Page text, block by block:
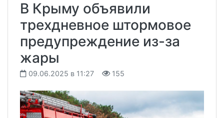
В Крыму объявили
трехдневное штормовое
предупреждение из-за
жары
09.06.2025 в 11:27 155